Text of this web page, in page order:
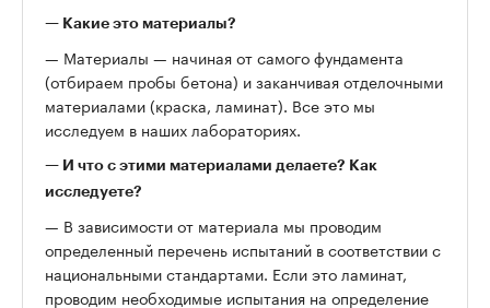
— Какие это материалы?
— Материалы — начиная от самого фундамента
(отбираем пробы бетона) и заканчивая отделочными
материалами (краска, ламинат). Все это мы
исследуем в наших лабораториях.
— И что с этими материалами делаете? Как
исследуете?
— В зависимости от материала мы проводим
определенный перечень испытаний в соответствии с
национальными стандартами. Если это ламинат,
проводим необходимые испытания на определение